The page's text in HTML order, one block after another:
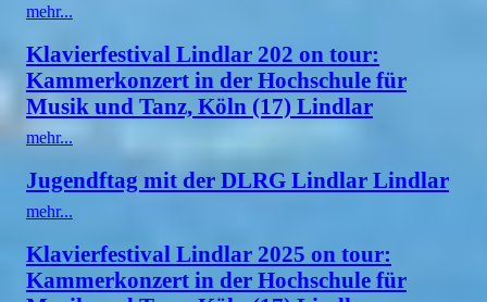
mehr...
Klavierfestival Lindlar 202 on tour:
Kammerkonzert in der Hochschule für
Musik und Tanz, Köln (17) Lindlar
mehr...
Jugendftag mit der DLRG Lindlar Lindlar
mehr...
Klavierfestival Lindlar 2025 on tour:
Kammerkonzert in der Hochschule für